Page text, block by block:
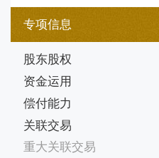
专项信息
股东股权
资金运用
偿付能力
关联交易
重大关联交易